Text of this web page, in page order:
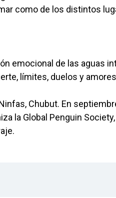
como de los distintos
emocional de las aguas
límites, duelos y
Chubut. En
la Global Penguin